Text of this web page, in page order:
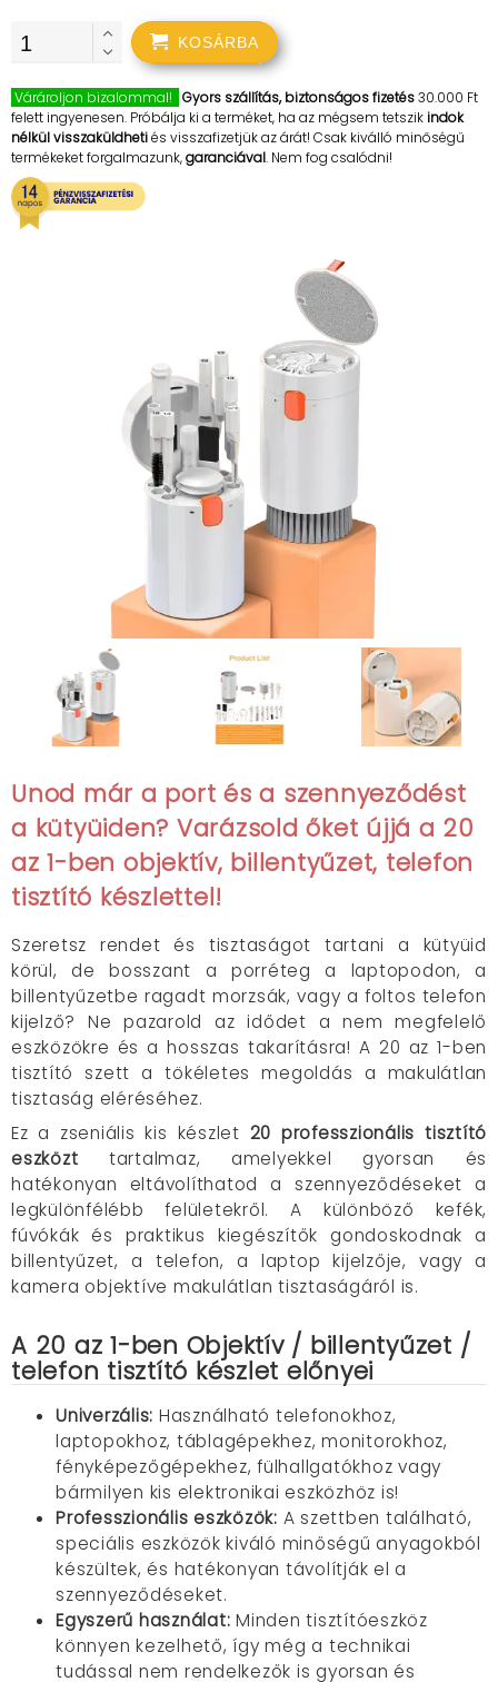
KOSÁRBA
Várároljon bizalommal! Gyors szállítás, biztonságos fizetés30.000 Ft
felett ingyenesen. Próbálja ki a terméket, ha az mégsem tetszikindok
nélkül visszaküldhetiés visszafizetjük az árát! Csak kiválló minőségű
termékeket forgalmazunk,garanciával. Nem fog csalódni!
Unod már a port és a szennyeződést
a kütyüiden? Varázsold őket újjá a 20
az 1-ben objektív, billentyűzet, telefon
tisztító készlettel!
Szeretsz rendet és tisztaságot tartani a kütyüid
körül, de bosszant a porréteg a laptopodon, a
billentyűzetbe ragadt morzsák, vagy a foltos telefon
kijelző? Ne pazarold az idődet a nem megfelelő
eszközökre és a hosszas takarításra! A 20 az 1-ben
tisztító szett a tökéletes megoldás a makulátlan
tisztaság eléréséhez.
Ez a zseniális kis készlet 20 professzionális tisztító
eszközt tartalmaz, amelyekkel gyorsan és
hatékonyan eltávolíthatod a szennyeződéseket a
legkülönfélébb felületekről. A különböző kefék,
fúvókákés praktikus kiegészítők gondoskodnak a
billentyűzet, a telefon, a laptop kijelzője, vagy a
kamera objektíve makulátlan tisztaságáról is.
A 20 az 1-ben Objektív / billentyűzet /
telefon tisztító készlet előnyei
Univerzális: Használható telefonokhoz,
laptopokhoz, táblagépekhez, monitorokhoz,
fényképezőgépekhez, fülhallgatókhoz vagy
bármilyen kis elektronikai eszközhöz is!
Professzionális eszközök: A szettben található,
speciális eszközök kiváló minőségű anyagokból
készültek, és hatékonyan távolítják el a
szennyeződéseket.
Egyszerű használat: Minden tisztítóeszköz
könnyen kezelhető, így még a technikai
tudással nem rendelkezők is gyorsan és